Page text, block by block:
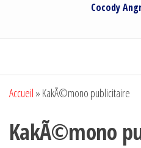
Cocody
Accueil » KakÃ©mono publicitaire
KakÃ©mono